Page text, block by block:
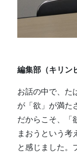
編集部（キリン
お話の中で、た
が「欲」が満た
だからこそ、「
まおうという考
と感じました。